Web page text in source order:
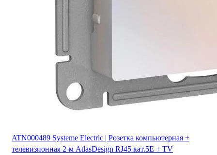
ATN000489 Systeme Electric | Розетка компьютерная +
телевизионная 2-м AtlasDesign RJ45 кат.5E + TV